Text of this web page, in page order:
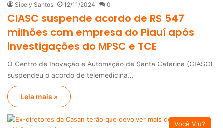
Sibely Santos 12/11/2024 0
CIASC suspende acordo de R$ 547
milhões com empresa do Piauí após
investigações do MPSC e TCE
O Centro de Inovação e Automação de Santa Catarina (CIASC)
suspendeu o acordo de telemedicina…
Leia mais »
Você Viu?